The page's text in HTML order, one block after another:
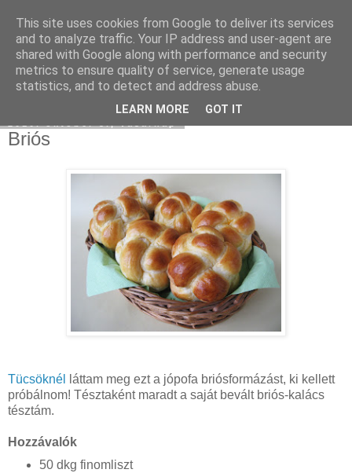
Moha Konyha
Briós
Tücsöknél
láttam meg ezt a jópofa briósformázást, ki kellett
próbálnom! Tésztaként maradt a saját bevált briós-kalács
tésztám.
Hozzávalók
50 dkg finomliszt
This site uses cookies from Google to deliver its services
and to analyze traffic. Your IP address and user-agent are
shared with Google along with performance and security
metrics to ensure quality of service, generate usage
statistics, and to detect and address abuse.
LEARN MORE GOT IT